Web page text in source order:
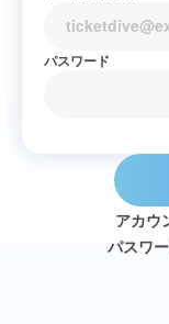
パスワード
アカウ
パスワ